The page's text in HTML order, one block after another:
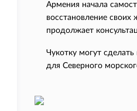
Армения начала
восстановление своих
продолжает
Чукотку могут
для Северного